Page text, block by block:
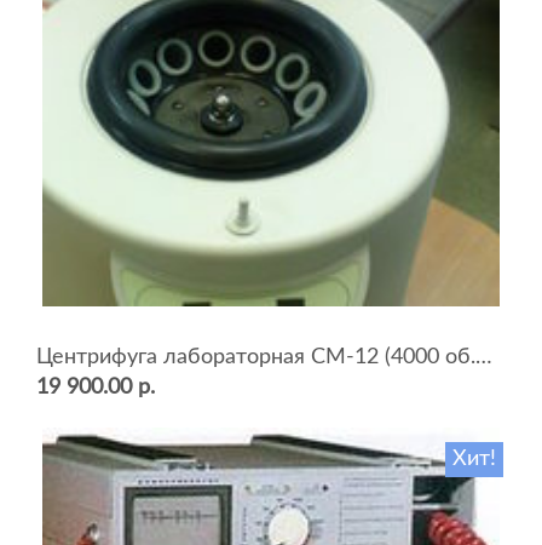
Центрифуга лабораторная СМ-12 (4000 об.мин, 12 пробирок)
19 900.00 р.
Хит!